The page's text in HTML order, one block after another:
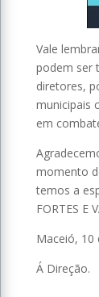
Vale
podem ser
diretores,
municipais
em
momento
temos a
FORTES E
Maceió, 10
Á Direção.